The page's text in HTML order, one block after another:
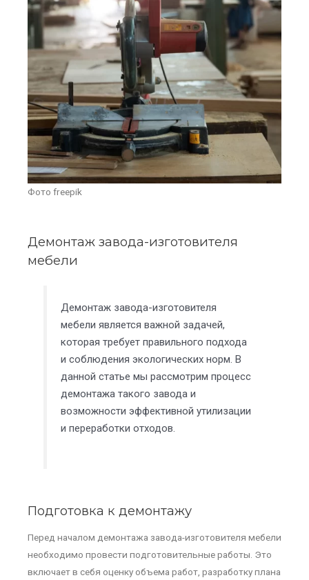
Фото freepik
Демонтаж завода-изготовителя
мебели
Демонтаж завода-изготовителя
мебели является важной задачей,
которая требует правильного подхода
и соблюдения экологических норм. В
данной статье мы рассмотрим процесс
демонтажа такого завода и
возможности эффективной утилизации
и переработки отходов.
Подготовка к демонтажу
Перед началом демонтажа завода-изготовителя мебели
необходимо провести подготовительные работы. Это
включает в себя оценку объема работ, разработку плана